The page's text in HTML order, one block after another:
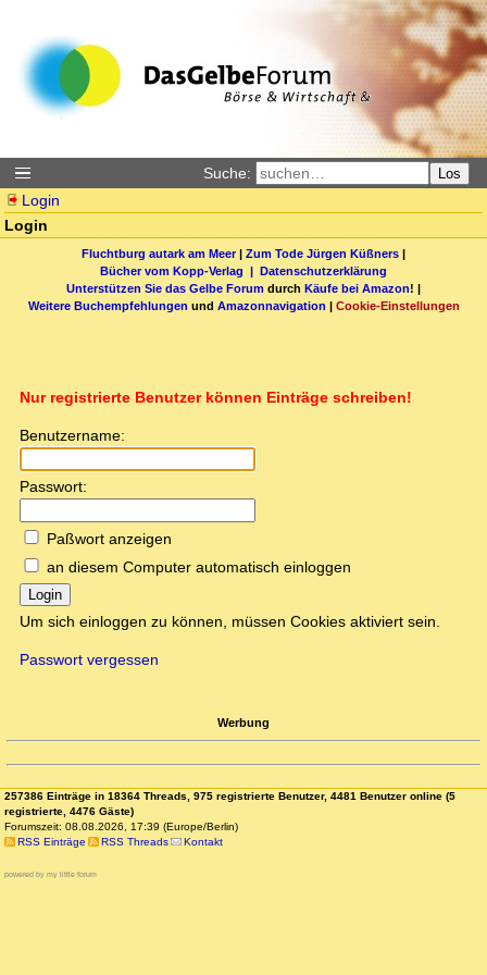
Suche: Los
Login
Login
Fluchtburg autark am Meer| Zum Tode Jürgen Küßners |
Bücher vom Kopp-Verlag | Datenschutzerklärung
Unterstützen Sie das Gelbe Forum durch Käufe bei Amazon! |
Weitere Buchempfehlungen und Amazonnavigation | Cookie-Einstellungen
Nur registrierte Benutzer können Einträge schreiben!
Benutzername:
Passwort:
Paßwort anzeigen
an diesem Computer automatisch einloggen
Login
Um sich einloggen zu können, müssen Cookies aktiviert sein.
Passwort vergessen
Werbung
257386 Einträge in 18364 Threads, 975 registrierte Benutzer, 4481 Benutzer online (5
registrierte, 4476 Gäste)
Forumszeit: 08.08.2026, 17:39 (Europe/Berlin)
RSS Einträge
RSS Threads Kontakt
powered by my little forum